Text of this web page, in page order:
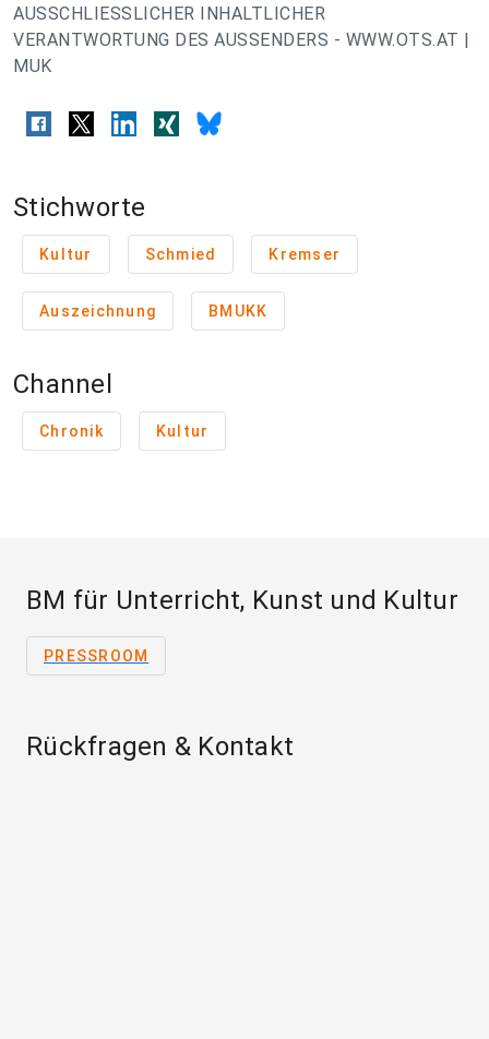
AUSSCHLIESSLICHER INHALTLICHER
VERANTWORTUNG DES AUSSENDERS - WWW.OTS.AT |
MUK
Stichworte
Kultur Schmied Kremser
Auszeichnung BMUKK
Channel
Chronik Kultur
BM für Unterricht, Kunst und Kultur
PRESSROOM
Rückfragen & Kontakt